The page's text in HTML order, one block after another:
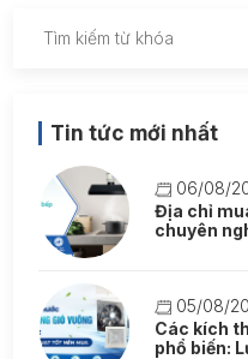
Tin tức mới nhất
06/08/
Địa chỉ
chuyên
05/08/
Các kích
phổ biến: